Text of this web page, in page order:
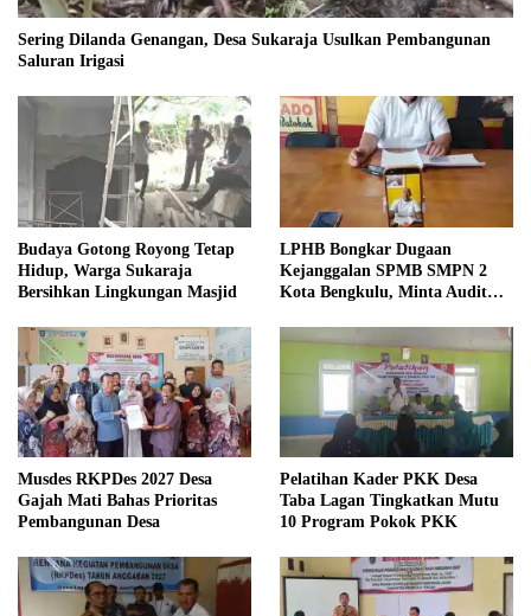
Sering Dilanda Genangan, Desa Sukaraja Usulkan Pembangunan
Saluran Irigasi
Budaya Gotong Royong Tetap
Hidup, Warga Sukaraja
Bersihkan Lingkungan Masjid
LPHB Bongkar Dugaan
Kejanggalan SPMB SMPN 2
Kota Bengkulu, Minta Audit
Musdes RKPDes 2027 Desa
Gajah Mati Bahas Prioritas
Pembangunan Desa
Pelatihan Kader PKK Desa
Taba Lagan Tingkatkan Mutu
10 Program Pokok PKK